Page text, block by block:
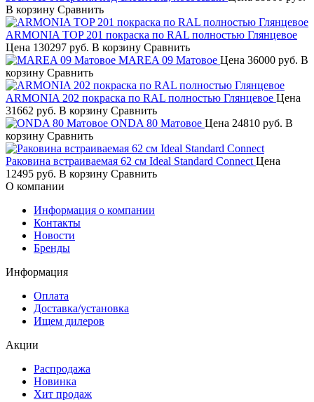
В корзину Сравнить
ARMONIA TOP 201 покраска по RAL полностью Глянцевое
Цена 130297 руб. В корзину Сравнить
MAREA 09 Матовое Цена 36000 руб. В
корзину Сравнить
ARMONIA 202 покраска по RAL полностью Глянцевое Цена
31662 руб. В корзину Сравнить
ONDA 80 Матовое Цена 24810 руб. В
корзину Сравнить
Раковина встраиваемая 62 см Ideal Standard Connect Цена
12495 руб. В корзину Сравнить
О компании
Информация о компании
Контакты
Новости
Бренды
Информация
Оплата
Доставка/установка
Ищем дилеров
Акции
Распродажа
Новинка
Хит продаж